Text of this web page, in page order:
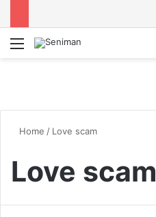
Menu
Home / Love scam
Love scam